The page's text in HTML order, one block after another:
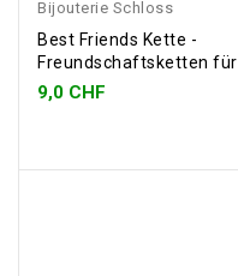
Bijouterie Schloss
Best Friends Kette -
Freundschaftsketten für
2 Mädchen
9,0 CHF